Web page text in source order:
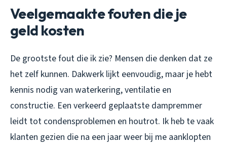
Veelgemaakte fouten die je
geld kosten
De grootste fout die ik zie? Mensen die denken dat ze
het zelf kunnen. Dakwerk lijkt eenvoudig, maar je hebt
kennis nodig van waterkering, ventilatie en
constructie. Een verkeerd geplaatste dampremmer
leidt tot condensproblemen en houtrot. Ik heb te vaak
klanten gezien die na een jaar weer bij me aanklopten